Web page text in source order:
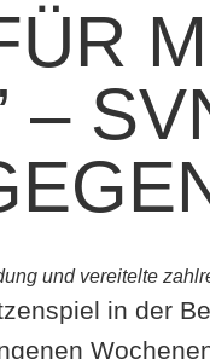
–
und vereitelte
in der